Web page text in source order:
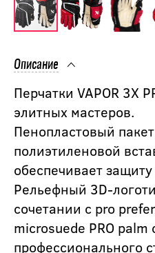
Описание
Перчатки VAPOR 3X
элитных мастеров.
Пенопластовый
полиэтиленовой
обеспечивает
Рельефный 3D-
сочетании с pro
microsuede PRO
профессионального